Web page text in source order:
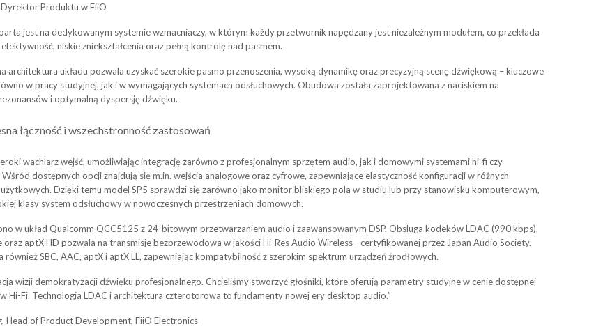
Dyrektor Produktu w FiiO
jest na dedykowanym systemie wzmacniaczy, w którym każdy przetwornik napędzany jest niezależnym modułem, co przekłada
niskie zniekształcenia oraz pełną kontrolę nad pasmem.
architektura układu pozwala uzyskać szerokie pasmo przenoszenia, wysoką dynamikę oraz precyzyjną scenę dźwiękową – kluczowe
w pracy studyjnej, jak i w wymagających systemach odsłuchowych. Obudowa została zaprojektowana z naciskiem na
i optymalną dyspersję dźwięku.
łączność i wszechstronność zastosowań
wachlarz wejść, umożliwiając integrację zarówno z profesjonalnym sprzętem audio, jak i domowymi systemami hi-fi czy
dostępnych opcji znajdują się m.in. wejścia analogowe oraz cyfrowe, zapewniające elastyczność konfiguracji w różnych
użytkowych. Dzięki temu model SP5 sprawdzi się zarówno jako monitor bliskiego pola w studiu lub przy stanowisku komputerowym,
klasy system odsłuchowy w nowoczesnych przestrzeniach domowych.
w układ Qualcomm QCC5125 z 24-bitowym przetwarzaniem audio i zaawansowanym DSP. Obsluga kodeków LDAC (990 kbps),
aptX HD pozwala na transmisje bezprzewodowa w jakości Hi-Res Audio Wireless - certyfikowanej przez Japan Audio Society.
również SBC, AAC, aptX i aptX LL, zapewniając kompatybilność z szerokim spektrum urządzeń źrodłowych.
wizji demokratyzacji dźwięku profesjonalnego. Chcieliśmy stworzyć głośniki, które oferują parametry studyjne w cenie dostępnej
Hi-Fi. Technologia LDAC i architektura czterotorowa to fundamenty nowej ery desktop audio.”
Head of Product Development, FiiO Electronics